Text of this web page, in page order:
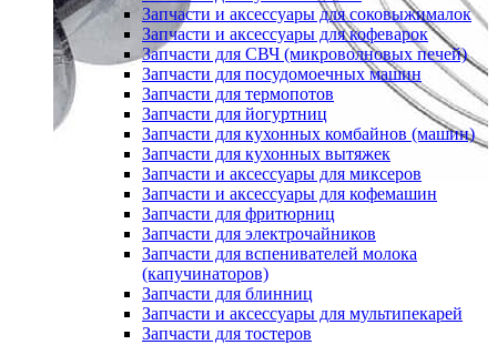
Запчасти и аксессуары для соковыжималок
Запчасти и аксессуары для кофеварок
Запчасти для СВЧ (микроволновых печей)
Запчасти для посудомоечных машин
Запчасти для термопотов
Запчасти для йогуртниц
Запчасти для кухонных комбайнов (машин)
Запчасти для кухонных вытяжек
Запчасти и аксессуары для миксеров
Запчасти и аксессуары для кофемашин
Запчасти для фритюрниц
Запчасти для электрочайников
Запчасти для вспенивателей молока
(капучинаторов)
Запчасти для блинниц
Запчасти и аксессуары для мультипекарей
Запчасти для тостеров